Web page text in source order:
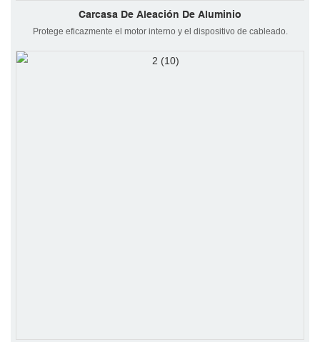
Carcasa De Aleación De Aluminio
Protege eficazmente el motor interno y el dispositivo de cableado.